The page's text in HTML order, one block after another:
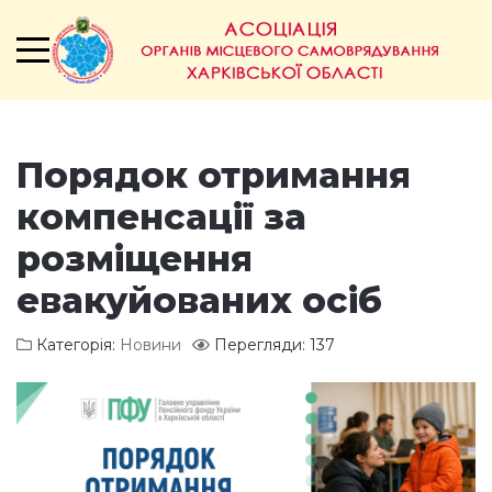
Порядок отримання
компенсації за
розміщення
евакуйованих осіб
Категорія: Новини Перегляди: 137